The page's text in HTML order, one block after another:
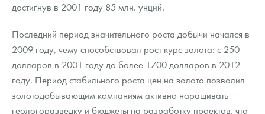
достигнув в 2001 году 85 млн. унций.
Последний период значительного роста добычи начался в
2009 году, чему способствовал рост курс золота: с 250
долларов в 2001 году до более 1700 долларов в 2012
году. Период стабильного роста цен на золото позволил
золотодобывающим компаниям активно наращивать
геологоразведку и бюджеты на разработку проектов, что